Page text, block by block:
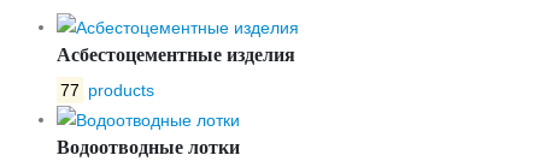
Асбестоцементные изделия
77 products
Водоотводные лотки